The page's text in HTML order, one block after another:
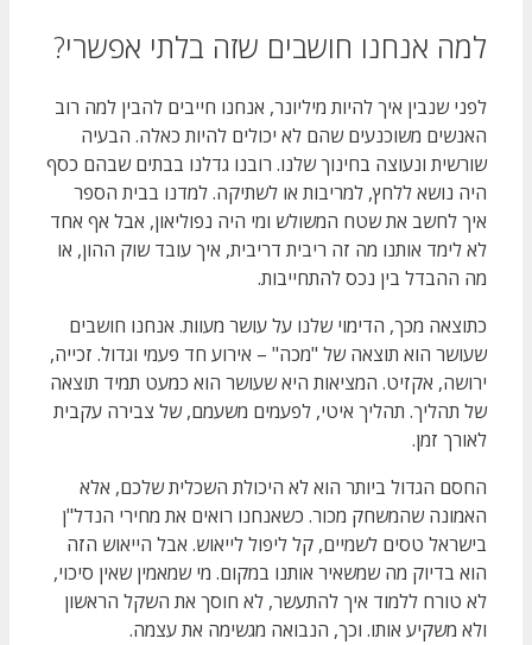
למה אנחנו חושבים שזה בלתי אפשרי?
לפני שנבין איך להיות מיליונר, אנחנו חייבים להבין למה רוב
האנשים משוכנעים שהם לא יכולים להיות כאלה. הבעיה
שורשית ונעוצה בחינוך שלנו. רובנו גדלנו בבתים שבהם כסף
היה נושא ללחץ, למריבות או לשתיקה. למדנו בבית הספר
איך לחשב את שטח המשולש ומי היה נפוליאון, אבל אף אחד
לא לימד אותנו מה זה ריבית דריבית, איך עובד שוק ההון, או
מה ההבדל בין נכס להתחייבות.
כתוצאה מכך, הדימוי שלנו על עושר מעוות. אנחנו חושבים
שעושר הוא תוצאה של "מכה" – אירוע חד פעמי וגדול. זכייה,
ירושה, אקזיט. המציאות היא שעושר הוא כמעט תמיד תוצאה
של תהליך. תהליך איטי, לפעמים משעמם, של צבירה עקבית
לאורך זמן.
החסם הגדול ביותר הוא לא היכולת השכלית שלכם, אלא
האמונה שהמשחק מכור. כשאנחנו רואים את מחירי הנדל"ן
בישראל טסים לשמיים, קל ליפול לייאוש. אבל הייאוש הזה
הוא בדיוק מה שמשאיר אותנו במקום. מי שמאמין שאין סיכוי,
לא טורח ללמוד איך להתעשר, לא חוסך את השקל הראשון
ולא משקיע אותו. וכך, הנבואה מגשימה את עצמה.